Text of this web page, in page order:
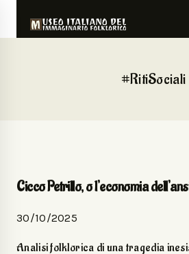
#RitiSociali
Cicco Petrillo, o l’economia
30/10/2025
Analisi folklorica di una tragedia